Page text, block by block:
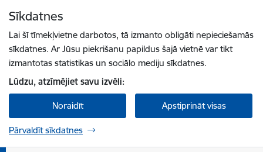
Sīkdatnes
Lai šī tīmekļvietne darbotos, tā izmanto obligāti nepieciešamās
sīkdatnes. Ar Jūsu piekrišanu papildus šajā vietnē var tikt
izmantotas statistikas un sociālo mediju sīkdatnes.
Lūdzu, atzīmējiet savu izvēli:
Noraidīt Apstiprināt visas
Pārvaldīt sīkdatnes